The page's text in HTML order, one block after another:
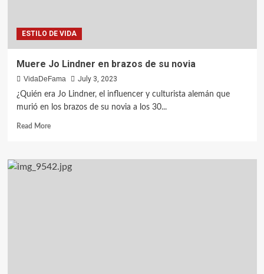
ESTILO DE VIDA
Muere Jo Lindner en brazos de su novia
VidaDeFama
July 3, 2023
¿Quién era Jo Lindner, el influencer y culturista alemán que
murió en los brazos de su novia a los 30...
Read More